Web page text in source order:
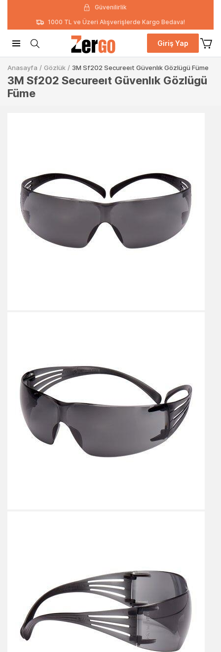
Güvenilirlik
1000 TL ve Üzeri Alışverişlerde Kargo Bedava!
Giriş Yap
Anasayfa / Gözlük / 3M Sf202 Secureeıt Güvenlık Gözlügü Füme
3M Sf202 Secureeıt Güvenlık Gözlügü
Füme